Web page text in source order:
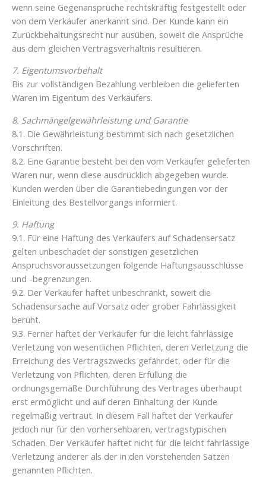
wenn seine Gegenansprüche rechtskräftig festgestellt oder
von dem Verkäufer anerkannt sind. Der Kunde kann ein
Zurückbehaltungsrecht nur ausüben, soweit die Ansprüche
aus dem gleichen Vertragsverhältnis resultieren.
7. Eigentumsvorbehalt
Bis zur vollständigen Bezahlung verbleiben die gelieferten
Waren im Eigentum des Verkäufers.
8. Sachmängelgewährleistung und Garantie
8.1. Die Gewährleistung bestimmt sich nach gesetzlichen
Vorschriften.
8.2. Eine Garantie besteht bei den vom Verkäufer gelieferten
Waren nur, wenn diese ausdrücklich abgegeben wurde.
Kunden werden über die Garantiebedingungen vor der
Einleitung des Bestellvorgangs informiert.
9. Haftung
9.1. Für eine Haftung des Verkäufers auf Schadensersatz
gelten unbeschadet der sonstigen gesetzlichen
Anspruchsvoraussetzungen folgende Haftungsausschlüsse
und -begrenzungen.
9.2. Der Verkäufer haftet unbeschränkt, soweit die
Schadensursache auf Vorsatz oder grober Fahrlässigkeit
beruht.
9.3. Ferner haftet der Verkäufer für die leicht fahrlässige
Verletzung von wesentlichen Pflichten, deren Verletzung die
Erreichung des Vertragszwecks gefährdet, oder für die
Verletzung von Pflichten, deren Erfüllung die
ordnungsgemäße Durchführung des Vertrages überhaupt
erst ermöglicht und auf deren Einhaltung der Kunde
regelmäßig vertraut. In diesem Fall haftet der Verkäufer
jedoch nur für den vorhersehbaren, vertragstypischen
Schaden. Der Verkäufer haftet nicht für die leicht fahrlässige
Verletzung anderer als der in den vorstehenden Sätzen
genannten Pflichten.